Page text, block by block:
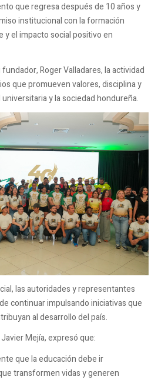
que regresa después de 10 años y
institucional con la formación
y el impacto social positivo en
Roger Valladares, la actividad
que promueven valores, disciplina y
y la sociedad hondureña.
las autoridades y representantes
continuar impulsando iniciativas que
al desarrollo del país.
Mejía, expresó que:
que la educación debe ir
transformen vidas y generen